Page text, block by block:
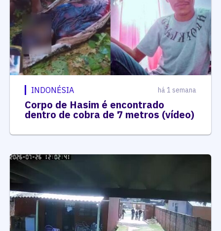
INDONÉSIA há 1 semana
Corpo de Hasim é encontrado
dentro de cobra de 7 metros (vídeo)